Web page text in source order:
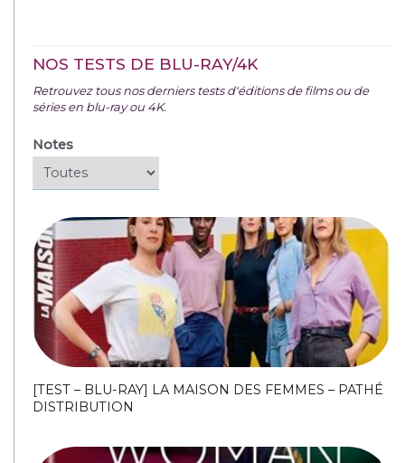
NOS TESTS DE BLU-RAY/4K
Retrouvez tous nos derniers tests d'éditions de films ou de
séries en blu-ray ou 4K.
Notes
[TEST – BLU-RAY] LA MAISON DES FEMMES – PATHÉ
DISTRIBUTION